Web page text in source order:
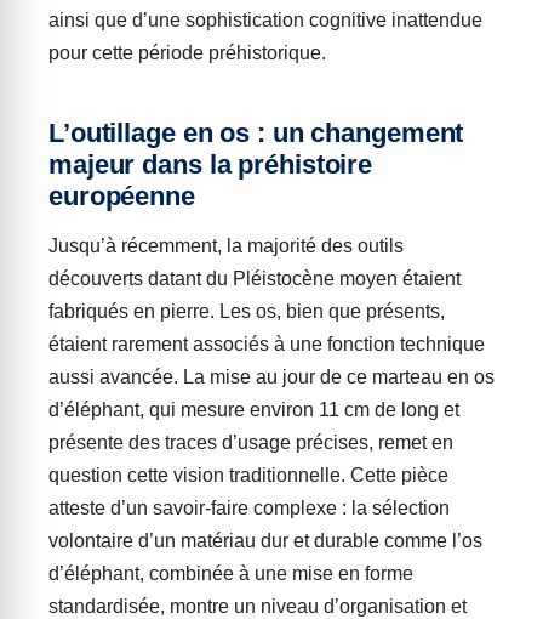
ainsi que d’une sophistication cognitive inattendue
pour cette période préhistorique.
L’outillage en os : un changement
majeur dans la préhistoire
européenne
Jusqu’à récemment, la majorité des outils
découverts datant du Pléistocène moyen étaient
fabriqués en pierre. Les os, bien que présents,
étaient rarement associés à une fonction technique
aussi avancée. La mise au jour de ce marteau en os
d’éléphant, qui mesure environ 11 cm de long et
présente des traces d’usage précises, remet en
question cette vision traditionnelle. Cette pièce
atteste d’un savoir-faire complexe : la sélection
volontaire d’un matériau dur et durable comme l’os
d’éléphant, combinée à une mise en forme
standardisée, montre un niveau d’organisation et